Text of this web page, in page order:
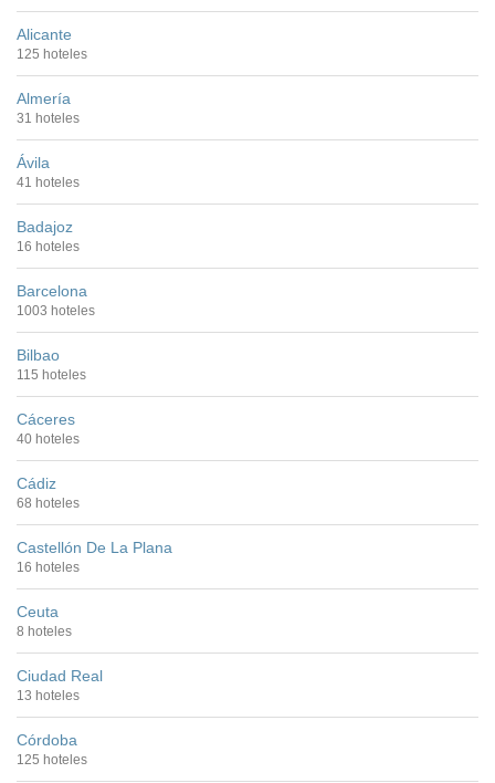
Alicante
125 hoteles
Almería
31 hoteles
Ávila
41 hoteles
Badajoz
16 hoteles
Barcelona
1003 hoteles
Bilbao
115 hoteles
Cáceres
40 hoteles
Cádiz
68 hoteles
Castellón De La Plana
16 hoteles
Ceuta
8 hoteles
Ciudad Real
13 hoteles
Córdoba
125 hoteles